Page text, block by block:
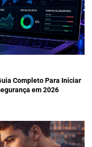
Completo Para Iniciar
em 2026